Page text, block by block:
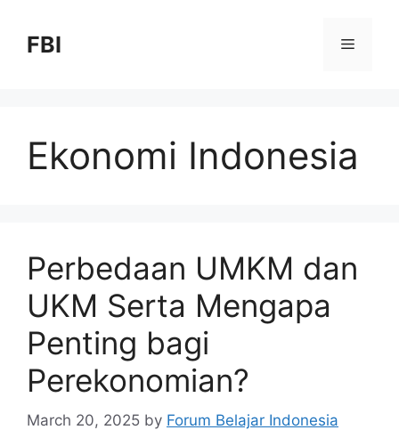
FBI
Ekonomi Indonesia
Perbedaan UMKM dan
UKM Serta Mengapa
Penting bagi
Perekonomian?
March 20, 2025 by Forum Belajar Indonesia